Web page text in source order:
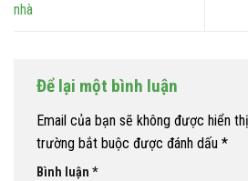
nhà
Để lại một bình luận
Email của bạn sẽ không được hiển
trường bắt buộc được đánh dấu *
Bình luận *